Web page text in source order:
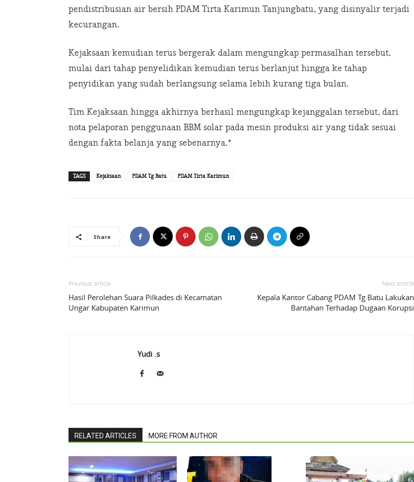
pendistribusian air bersih PDAM Tirta Karimun Tanjungbatu, yang disinyalir terjadi
kecurangan.
Kejaksaan kemudian terus bergerak dalam mengungkap permasalhan tersebut,
mulai dari tahap penyelidikan kemudian terus berlanjut hingga ke tahap
penyidikan yang sudah berlangsung selama lebih kurang tiga bulan.
Tim Kejaksaan hingga akhirnya berhasil mengungkap kejanggalan tersebut, dari
nota pelaporan penggunaan BBM solar pada mesin produksi air yang tidak sesuai
dengan fakta belanja yang sebenarnya.*
TAGS Kejaksaan PDAM Tg Batu PDAM Tirta Karimun
Share
Previous article
Hasil Perolehan Suara Pilkades di Kecamatan
Ungar Kabupaten Karimun
Next article
Kepala Kantor Cabang PDAM Tg Batu Lakukan
Bantahan Terhadap Dugaan Korupsi
Yudi .s
RELATED ARTICLES MORE FROM AUTHOR